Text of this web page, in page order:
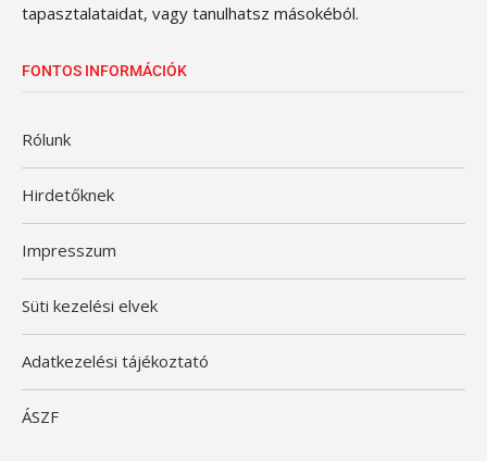
tapasztalataidat, vagy tanulhatsz másokéból.
FONTOS INFORMÁCIÓK
Rólunk
Hirdetőknek
Impresszum
Süti kezelési elvek
Adatkezelési tájékoztató
ÁSZF